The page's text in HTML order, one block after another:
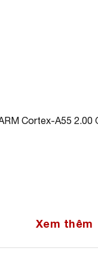
Cortex-A55 2.00
Xem thêm